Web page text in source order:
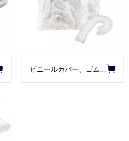
ビニールカバー、ゴム付き皿用カバー、フード用カバー、食品保存用